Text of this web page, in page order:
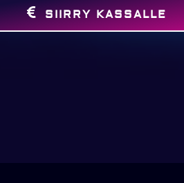
SIIRRY KASSALLE